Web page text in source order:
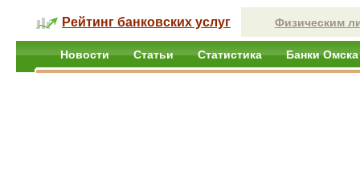
Рейтинг банковских услуг Физическим
Новости Статьи Статистика Банки Омска